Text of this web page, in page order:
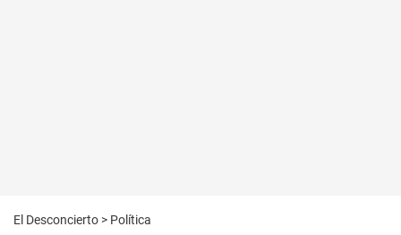
El Desconcierto > Política